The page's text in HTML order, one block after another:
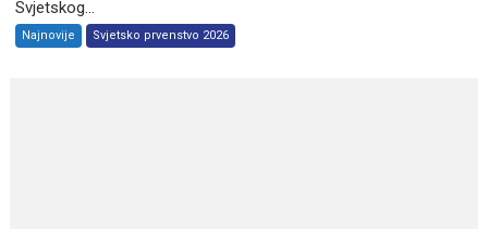
Svjetskog...
Najnovije Svjetsko prvenstvo 2026